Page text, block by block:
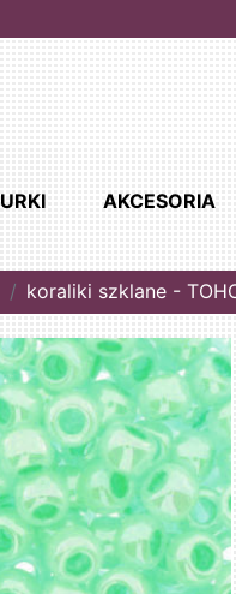
AKCESORIA
koraliki szklane -